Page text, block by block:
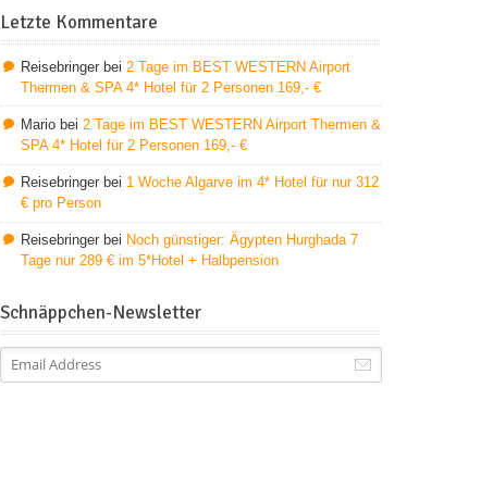
Letzte Kommentare
Reisebringerbei 2 Tage im BEST WESTERN Airport
Thermen & SPA 4* Hotel für 2 Personen 169,- €
Mariobei 2 Tage im BEST WESTERN Airport Thermen &
SPA 4* Hotel für 2 Personen 169,- €
Reisebringerbei 1 Woche Algarve im 4* Hotel für nur 312
€ pro Person
Reisebringerbei Noch günstiger: Ägypten Hurghada 7
Tage nur 289 € im 5*Hotel + Halbpension
Schnäppchen-Newsletter